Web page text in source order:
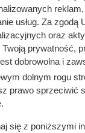
wiele osób.
Tak
usług. Za
oraz
prywatność,
dobrowolna i
dolnym rogu
prawo sprzeciwić
się z poniższymi